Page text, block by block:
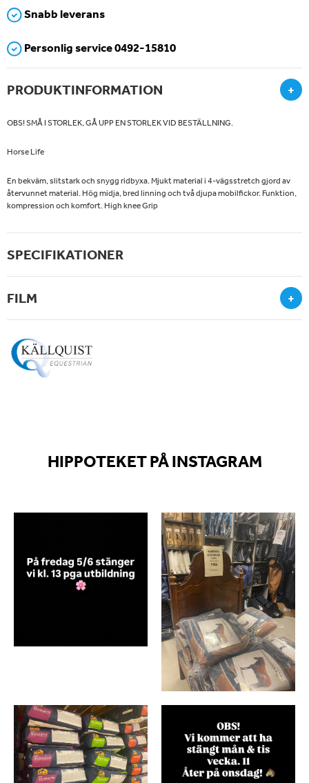
Snabb leverans
Personlig service 0492-15810
PRODUKTINFORMATION +
OBS! SMÅ I STORLEK, GÅ UPP EN STORLEK VID BESTÄLLNING.
Horse Life
En bekväm, slitstark och snygg ridbyxa. Mjukt material i 4-vägsstretch gjord av
återvunnet material. Hög midja, bred linning och två djupa mobilfickor. Funktion,
kompression och komfort. High knee Grip
SPECIFIKATIONER
FILM +
HIPPOTEKET PÅ INSTAGRAM